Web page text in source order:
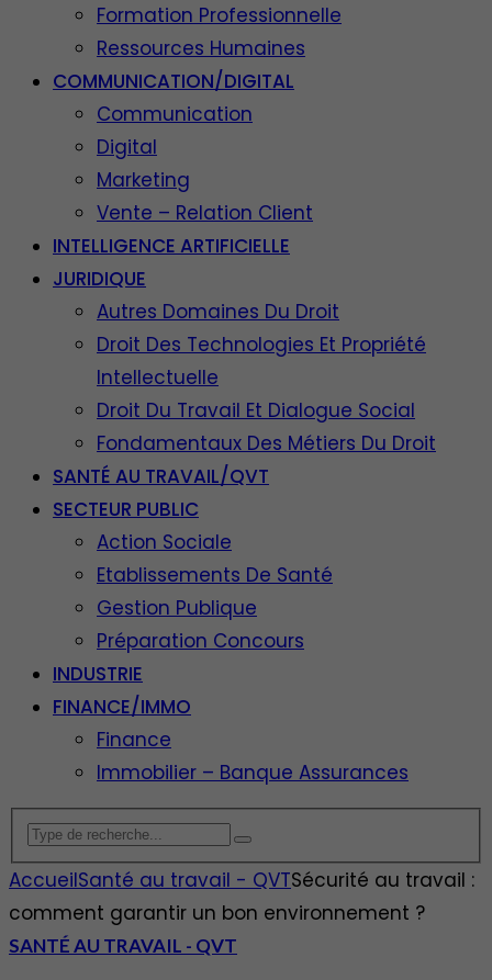
Formation Professionnelle
Ressources Humaines
COMMUNICATION/DIGITAL
Communication
Digital
Marketing
Vente – Relation Client
INTELLIGENCE ARTIFICIELLE
JURIDIQUE
Autres Domaines Du Droit
Droit Des Technologies Et Propriété
Intellectuelle
Droit Du Travail Et Dialogue Social
Fondamentaux Des Métiers Du Droit
SANTÉ AU TRAVAIL/QVT
SECTEUR PUBLIC
Action Sociale
Etablissements De Santé
Gestion Publique
Préparation Concours
INDUSTRIE
FINANCE/IMMO
Finance
Immobilier – Banque Assurances
AccueilSanté au travail - QVTSécurité au travail :
comment garantir un bon environnement ?
SANTÉ AU TRAVAIL - QVT